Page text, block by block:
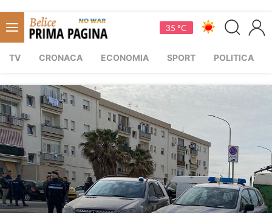
35 °C
TV CRONACA ECONOMIA SPORT POLITICA